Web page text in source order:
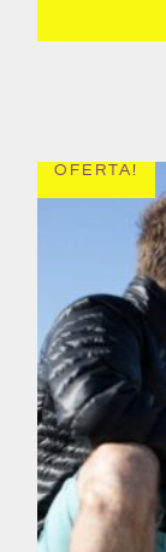
OFERTA!